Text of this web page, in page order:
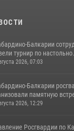
Балкарии
турнир по
2026, 07:03
Балкарии
памятную
2026, 12:29
Росгвардии по